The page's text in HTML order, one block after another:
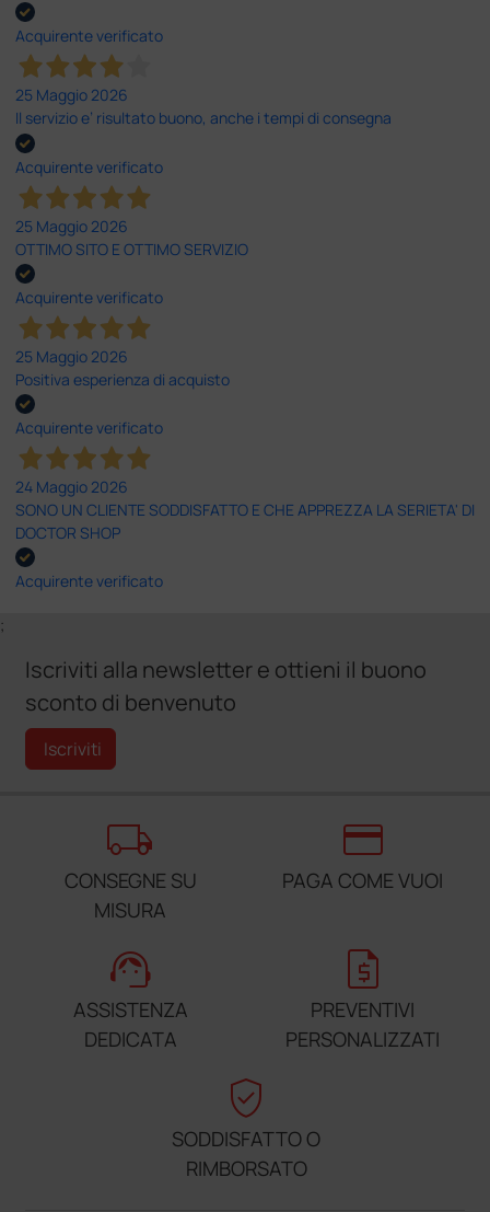
Acquirente verificato
25 Maggio 2026
Il servizio e’ risultato buono, anche i tempi di consegna
Acquirente verificato
25 Maggio 2026
OTTIMO SITO E OTTIMO SERVIZIO
Acquirente verificato
25 Maggio 2026
Positiva esperienza di acquisto
Acquirente verificato
24 Maggio 2026
SONO UN CLIENTE SODDISFATTO E CHE APPREZZA LA SERIETA' DI
DOCTOR SHOP
Acquirente verificato
;
Iscriviti alla newsletter e ottieni il buono
sconto di benvenuto
Iscriviti
local_shipping
CONSEGNE SU
MISURA
credit_card
PAGA COME VUOI
support_agent
ASSISTENZA
DEDICATA
request_quote
PREVENTIVI
PERSONALIZZATI
verified_user
SODDISFATTO O
RIMBORSATO